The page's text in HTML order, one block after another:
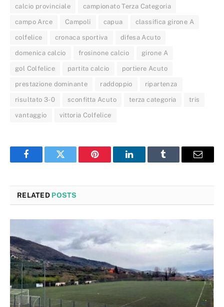
calcio provinciale campionato Terza Categoria
campo Arce Campoli capua classifica girone A
colfelice cronaca sportiva difesa Acuto
domenica calcio frosinone calcio girone A
gol Colfelice partita calcio portiere Acuto
prestazione dominante raddoppio ripartenza
risultato 3-0 sconfitta Acuto terza categoria tris
vantaggio vittoria Colfelice
FacebookTwitter Pinterest LinkedInTumblr Email
RELATED POSTS